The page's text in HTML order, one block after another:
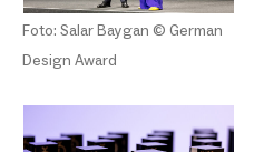
Foto: Salar Baygan © German
Design Award